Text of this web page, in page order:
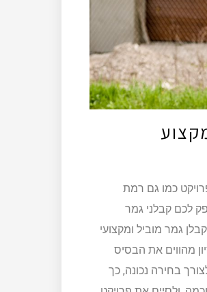
כמו גם רמת
לכם קבלני גמר
גמר מוביל ומקצועי
מהווים את הבסיס
בחירה נכונה, כך